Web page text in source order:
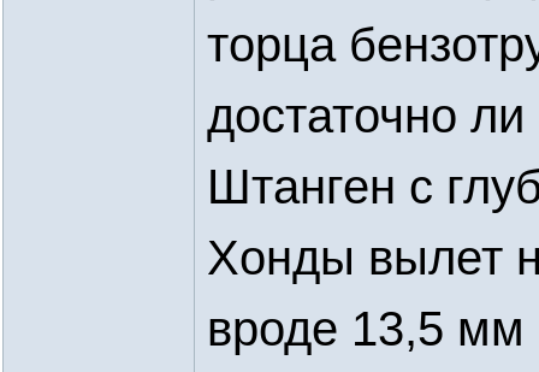
торца
достаточно
Штанген с
Хонды вылет
вроде 13,5 мм